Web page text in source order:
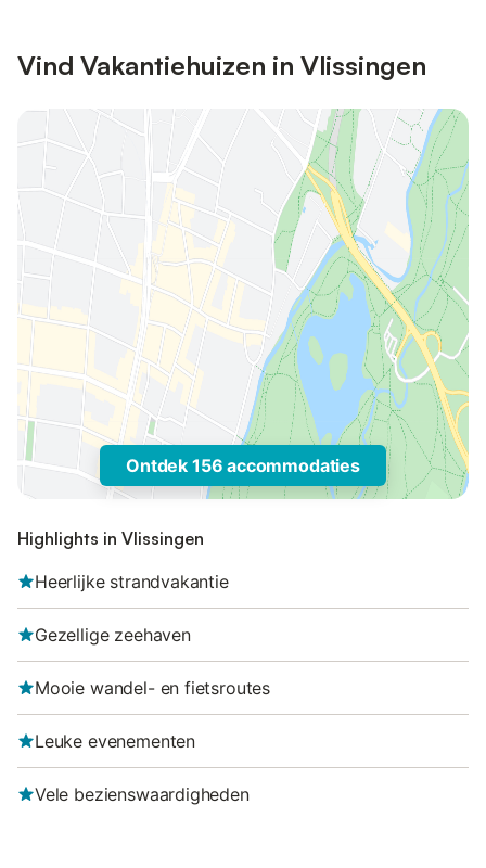
Vind Vakantiehuizen in Vlissingen
Ontdek 156 accommodaties
Highlights in Vlissingen
Heerlijke strandvakantie
Gezellige zeehaven
Mooie wandel- en fietsroutes
Leuke evenementen
Vele bezienswaardigheden